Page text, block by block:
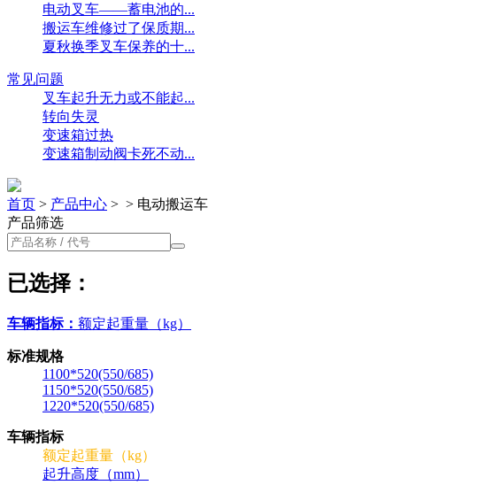
电动叉车——蓄电池的...
搬运车维修过了保质期...
夏秋换季叉车保养的十...
常见问题
叉车起升无力或不能起...
转向失灵
变速箱过热
变速箱制动阀卡死不动...
首页 > 产品中心 > > 电动搬运车
产品筛选
已选择：
车辆指标： 额定起重量（kg）
标准规格
1100*520(550/685)
1150*520(550/685)
1220*520(550/685)
车辆指标
额定起重量（kg）
起升高度（mm）